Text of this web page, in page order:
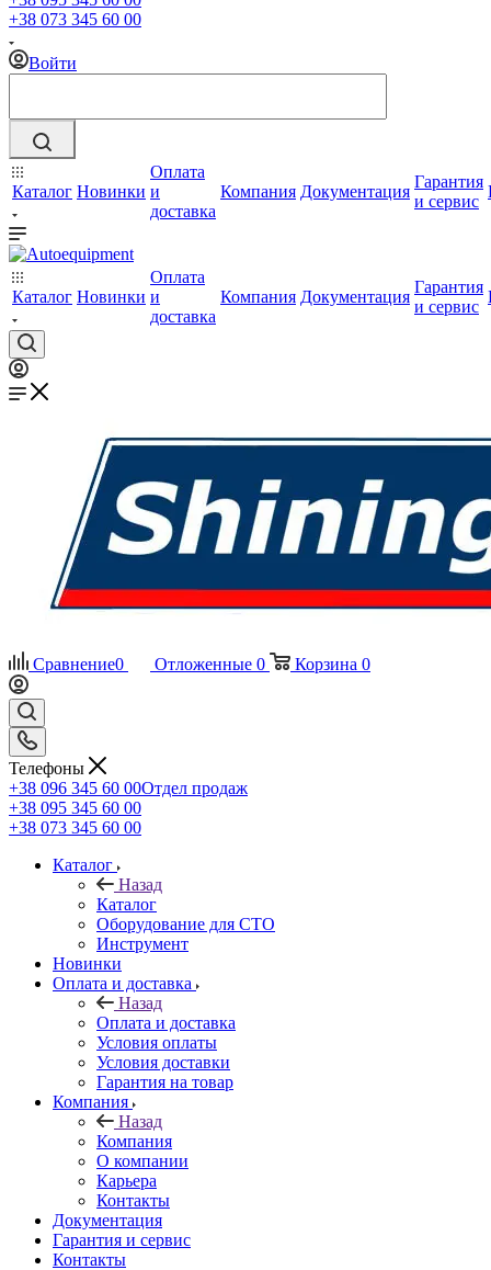
+38 073 345 60 00
Войти
Каталог Новинки
Оплата
и
доставка
Компания Документация
Гарантия
и сервис
Каталог Новинки
Оплата
и
доставка
Компания Документация
Гарантия
и сервис
Сравнение0 Отложенные 0 Корзина 0
Телефоны
+38 096 345 60 00Отдел продаж
+38 095 345 60 00
+38 073 345 60 00
Каталог
Назад
Каталог
Оборудование для СТО
Инструмент
Новинки
Оплата и доставка
Назад
Оплата и доставка
Условия оплаты
Условия доставки
Гарантия на товар
Компания
Назад
Компания
О компании
Карьера
Контакты
Документация
Гарантия и сервис
Контакты